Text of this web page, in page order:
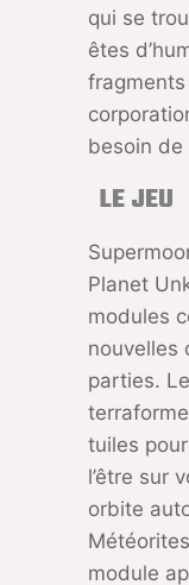
qui se
êtes
fragments
besoin
LE JEU
Planet
modules
nouvelles
parties.
tuiles
l’être sur
orbite
module